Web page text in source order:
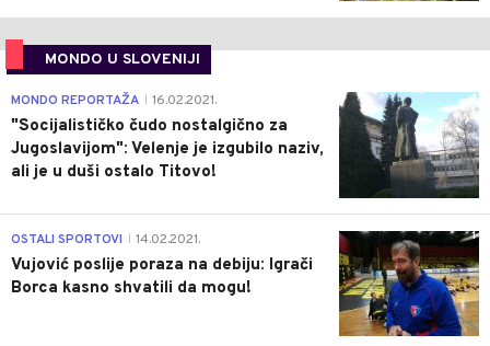
MONDO U SLOVENIJI
4
MONDO REPORTAŽA 16.02.2021.
"Socijalističko čudo nostalgično za
Jugoslavijom": Velenje je izgubilo naziv,
ali je u duši ostalo Titovo!
1
OSTALI SPORTOVI 14.02.2021.
Vujović poslije poraza na debiju: Igrači
Borca kasno shvatili da mogu!